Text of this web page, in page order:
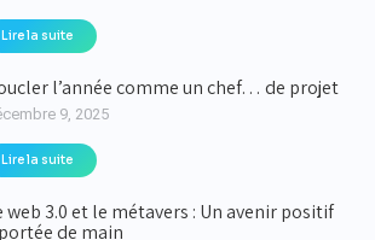
Lire la suite
l’année comme un chef… de projet
9, 2025
Lire la suite
web 3.0 et le métavers : Un avenir positif
de main